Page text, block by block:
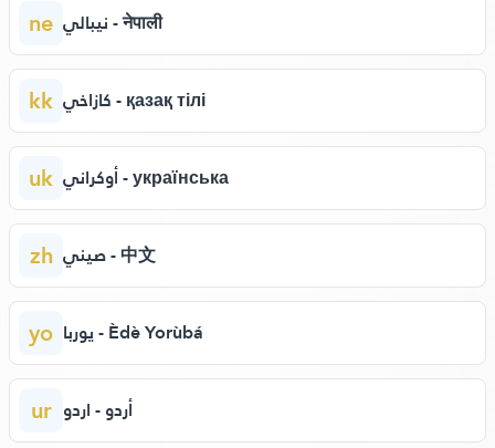
ne نيبالي - नेपाली
kk كازاخي - қазақ тілі
uk أوكراني - українська
zh صيني - 中文
yo يوربا - Èdè Yorùbá
ur أردو - اردو